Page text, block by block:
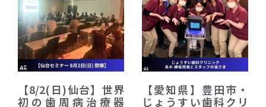
【8/2(日)仙台】世界
初の歯周病治療器
【愛知県】豊田市・
じょうすい歯科クリ